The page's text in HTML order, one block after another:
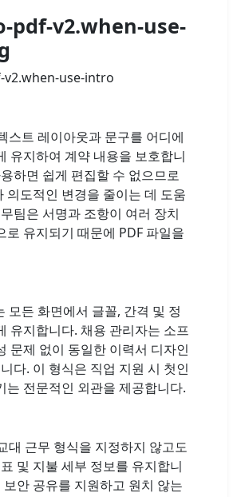
pdf-v2.when-use-
use-intro
스트 레이아웃과 문구를 어디에
유지하여 계약 내용을 보호합니
하면 쉽게 편집할 수 없으므로
의도적인 변경을 줄이는 데 도움
팀은 서명과 조항이 여러 장치
로 유지되기 때문에 PDF 파일을
모든 화면에서 글꼴, 간격 및 정
유지합니다. 채용 관리자는 소프
문제 없이 동일한 이력서 디자인
다. 이 형식은 직업 지원 시 첫인
는 전문적인 외관을 제공합니다.
대 근무 형식을 지정하지 않고도
및 지불 세부 정보를 유지합니
보안 공유를 지원하고 원치 않는